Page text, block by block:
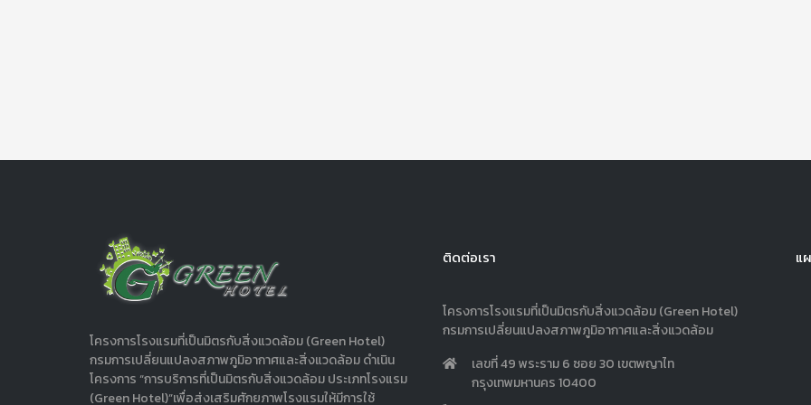
โครงการโรงแรมที่เป็นมิตรกับสิ่งแวดล้อม (Green Hotel)
กรมการเปลี่ยนแปลงสภาพภูมิอากาศและสิ่งแวดล้อม ดำเนิน
โครงการ “การบริการที่เป็นมิตรกับสิ่งแวดล้อม ประเภทโรงแรม
(Green Hotel)”เพื่อส่งเสริมศักยภาพโรงแรมให้มีการใช้
ติดต่อเรา
โครงการโรงแรมที่เป็นมิตรกับสิ่งแวดล้อม (Green Hotel)
กรมการเปลี่ยนแปลงสภาพภูมิอากาศและสิ่งแวดล้อม
เลขที่ 49 พระราม 6 ซอย 30 เขตพญาไท
กรุงเทพมหานคร 10400
แ